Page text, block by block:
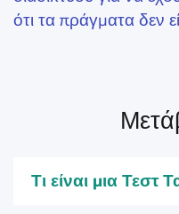
ότι τα πράγματα δεν
Τι είναι μια Τεστ